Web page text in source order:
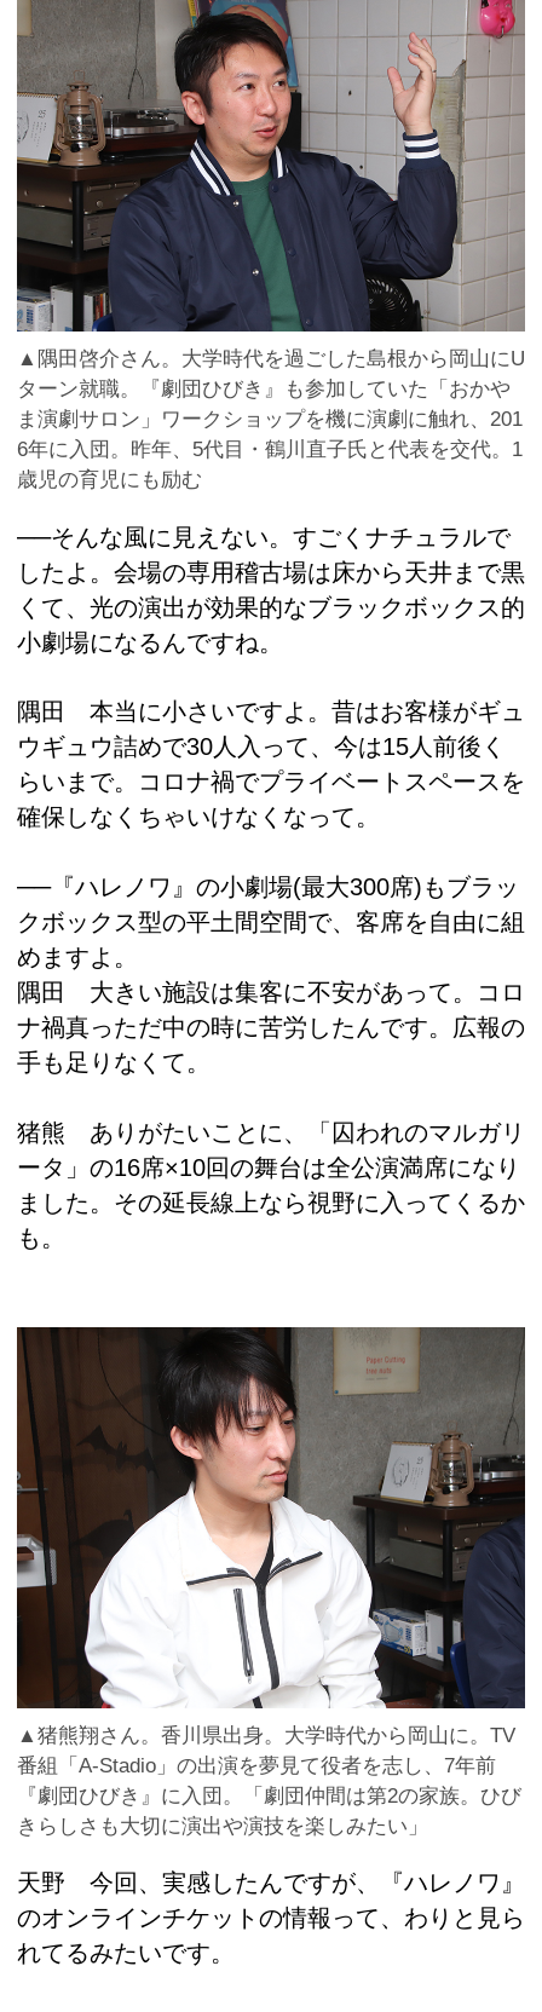
▲隅田啓介さん。大学時代を過ごした島根から岡山にU
ターン就職。『劇団ひびき』も参加していた「おかや
ま演劇サロン」ワークショップを機に演劇に触れ、201
6年に入団。昨年、5代目・鶴川直子氏と代表を交代。1
歳児の育児にも励む
──そんな風に見えない。すごくナチュラルで
したよ。会場の専用稽古場は床から天井まで黒
くて、光の演出が効果的なブラックボックス的
小劇場になるんですね。
隅田 本当に小さいですよ。昔はお客様がギュ
ウギュウ詰めで30人入って、今は15人前後く
らいまで。コロナ禍でプライベートスペースを
確保しなくちゃいけなくなって。
──『ハレノワ』の小劇場(最大300席)もブラッ
クボックス型の平土間空間で、客席を自由に組
めますよ。
隅田 大きい施設は集客に不安があって。コロ
ナ禍真っただ中の時に苦労したんです。広報の
手も足りなくて。
猪熊 ありがたいことに、「囚われのマルガリ
ータ」の16席×10回の舞台は全公演満席になり
ました。その延長線上なら視野に入ってくるか
も。
▲猪熊翔さん。香川県出身。大学時代から岡山に。TV
番組「A-Stadio」の出演を夢見て役者を志し、7年前
『劇団ひびき』に入団。「劇団仲間は第2の家族。ひび
きらしさも大切に演出や演技を楽しみたい」
天野 今回、実感したんですが、『ハレノワ』
のオンラインチケットの情報って、わりと見ら
れてるみたいです。